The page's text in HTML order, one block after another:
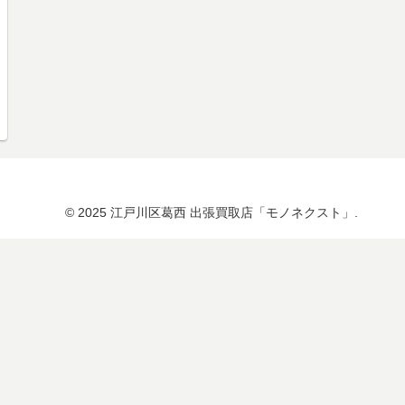
© 2025 江戸川区葛西 出張買取店「モノネクスト」.